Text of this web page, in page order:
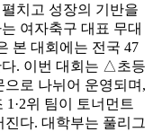
치고 성장의 기반을
여자축구 대표 무대
본 대회에는 전국 47
다. 이번 대회는 △초등
로 나뉘어 운영되며,
1·2위 팀이 토너먼트
다. 대학부는 풀리그